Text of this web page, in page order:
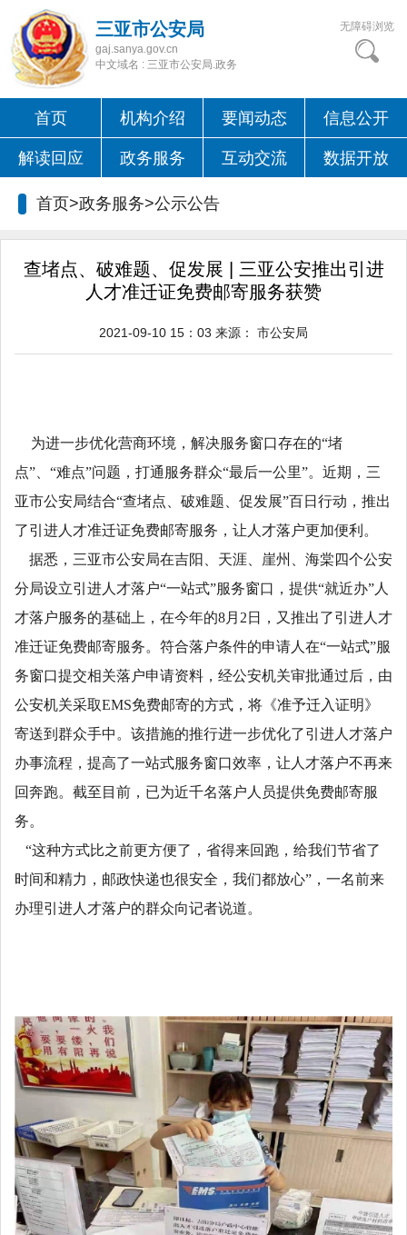
三亚市公安局
gaj.sanya.gov.cn
中文域名 : 三亚市公安局.政务
无障碍浏览
首页 机构介绍 要闻动态 信息公开
解读回应 政务服务 互动交流 数据开放
首页>政务服务>公示公告
查堵点、破难题、促发展 | 三亚公安推出引进
人才准迁证免费邮寄服务获赞
2021-09-10 15：03 来源： 市公安局
为进一步优化营商环境，解决服务窗口存在的“堵
点”、“难点”问题，打通服务群众“最后一公里”。近期，三
亚市公安局结合“查堵点、破难题、促发展”百日行动，推出
了引进人才准迁证免费邮寄服务，让人才落户更加便利。
据悉，三亚市公安局在吉阳、天涯、崖州、海棠四个公安
分局设立引进人才落户“一站式”服务窗口，提供“就近办”人
才落户服务的基础上，在今年的8月2日，又推出了引进人才
准迁证免费邮寄服务。符合落户条件的申请人在“一站式”服
务窗口提交相关落户申请资料，经公安机关审批通过后，由
公安机关采取EMS免费邮寄的方式，将《准予迁入证明》
寄送到群众手中。该措施的推行进一步优化了引进人才落户
办事流程，提高了一站式服务窗口效率，让人才落户不再来
回奔跑。截至目前，已为近千名落户人员提供免费邮寄服
务。
“这种方式比之前更方便了，省得来回跑，给我们节省了
时间和精力，邮政快递也很安全，我们都放心”，一名前来
办理引进人才落户的群众向记者说道。